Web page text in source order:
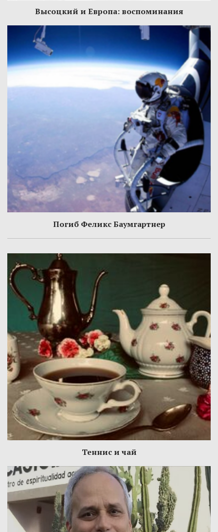
Высоцкий и Европа: воспоминания
Погиб Феликс Баумгартнер
Теннис и чай